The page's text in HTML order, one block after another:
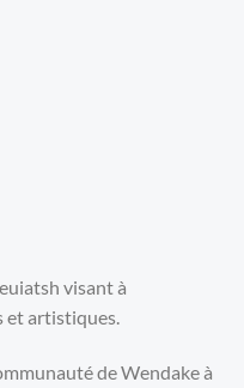
visant à
et artistiques.
de Wendake à